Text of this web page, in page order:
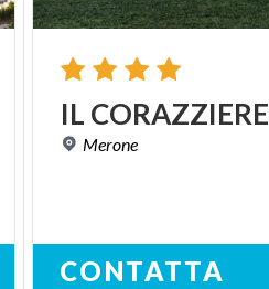
IL CORAZZIERE
Merone
CONTATTA